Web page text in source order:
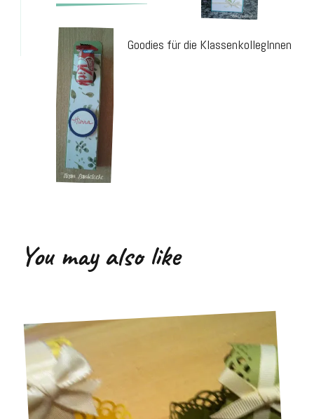
Goodies für die KlassenkollegInnen
You may also like